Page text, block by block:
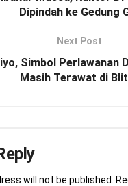
Dipindah ke Gedung
Next Post
Simbol Perlawanan
Masih Terawat di
will not be published.